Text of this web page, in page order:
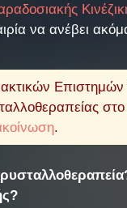
να ανέβει
.